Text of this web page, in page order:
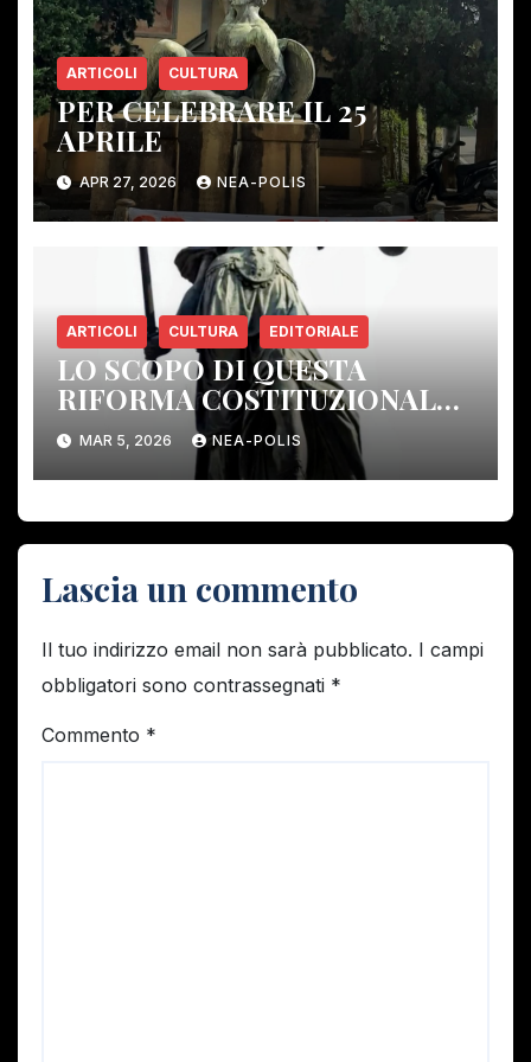
ARTICOLI CULTURA
PER CELEBRARE IL 25
APRILE
APR 27, 2026 NEA-POLIS
ARTICOLI CULTURA EDITORIALE
LO SCOPO DI QUESTA
RIFORMA COSTITUZIONALE:
ELIMINARE GLI ORGANI DI
CONTROLLO DEMOCRATICO.
MAR 5, 2026 NEA-POLIS
Lascia un commento
Il tuo indirizzo email non sarà pubblicato. I campi
obbligatori sono contrassegnati *
Commento *